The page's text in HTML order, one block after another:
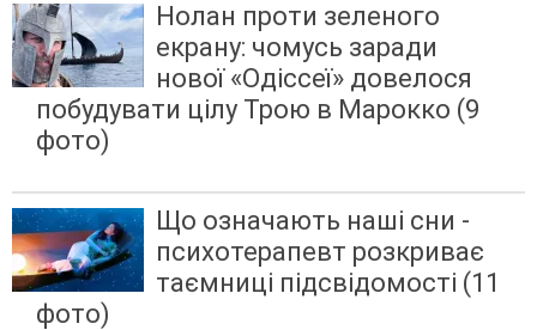
Нолан проти зеленого
екрану: чомусь заради
нової «Одіссеї» довелося
побудувати цілу Трою в Марокко (9
фото)
Що означають наші сни -
психотерапевт розкриває
таємниці підсвідомості (11
фото)